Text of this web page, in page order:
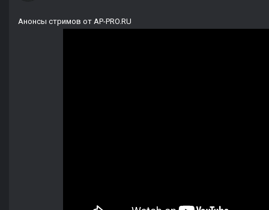
Анонсы стримов от AP-PRO.RU